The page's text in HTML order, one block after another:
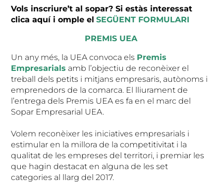
Vols inscriure’t al sopar? Si estàs interessat
clica aquí i omple el SEGÜENT FORMULARI
PREMIS UEA
Un any més, la UEA convoca els Premis
Empresarials amb l’objectiu de reconèixer el
treball dels petits i mitjans empresaris, autònoms i
emprenedors de la comarca. El lliurament de
l’entrega dels Premis UEA es fa en el marc del
Sopar Empresarial UEA.
Volem reconèixer les iniciatives empresarials i
estimular en la millora de la competitivitat i la
qualitat de les empreses del territori, i premiar les
que hagin destacat en alguna de les set
categories al llarg del 2017.